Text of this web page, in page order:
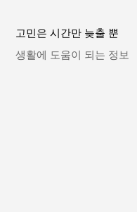
고민은 시간만 늦출 뿐
생활에 도움이 되는 정보